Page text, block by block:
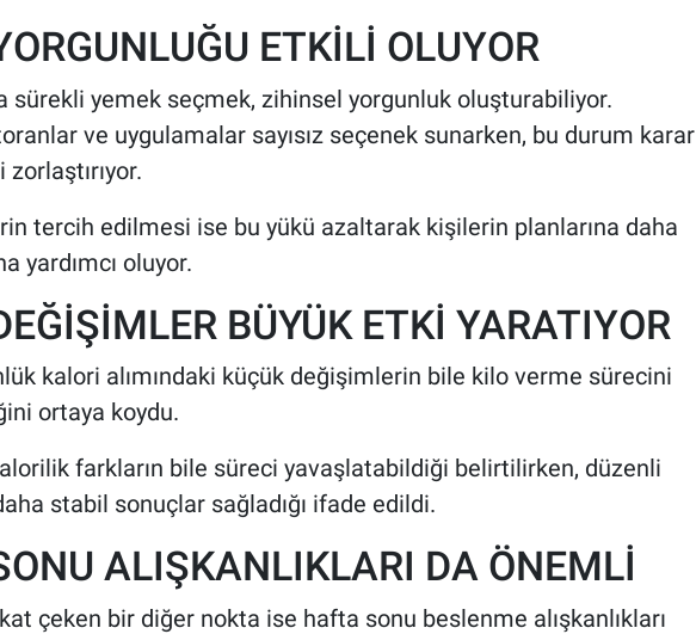
ETKİLİ OLUYOR
sürekli yemek seçmek, zihinsel yorgunluk oluşturabiliyor.
ve uygulamalar sayısız seçenek sunarken, bu durum karar
tercih edilmesi ise bu yükü azaltarak kişilerin planlarına daha
yardımcı oluyor.
BÜYÜK ETKİ YARATIYOR
kalori alımındaki küçük değişimlerin bile kilo verme sürecini
ortaya koydu.
farkların bile süreci yavaşlatabildiği belirtilirken, düzenli
stabil sonuçlar sağladığı ifade edildi.
ALIŞKANLIKLARI DA ÖNEMLİ
çeken bir diğer nokta ise hafta sonu beslenme alışkanlıkları